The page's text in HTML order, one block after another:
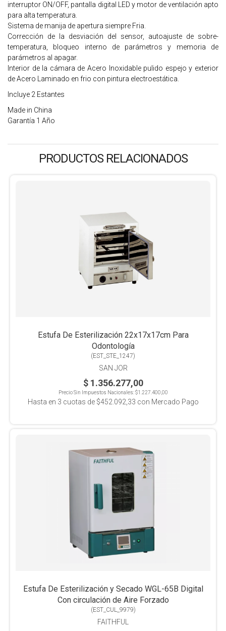
interruptor ON/OFF, pantalla digital LED y motor de ventilación apto
para alta temperatura.
Sistema de manija de apertura siempre Fria.
Corrección de la desviación del sensor, autoajuste de sobre-
temperatura, bloqueo interno de parámetros y memoria de
parámetros al apagar.
Interior de la cámara de Acero Inoxidable pulido espejo y exterior
de Acero Laminado en frio con pintura electroestática.
Incluye 2 Estantes
Made in China
Garantía 1 Año
PRODUCTOS RELACIONADOS
Estufa De Esterilización 22x17x17cm Para
Odontología
(EST_STE_1247)
SAN JOR
$ 1.356.277,00
Precio Sin Impuestos Nacionales:$1.227.400,00
Hasta en 3 cuotas de $452.092,33 con Mercado Pago
Estufa De Esterilización y Secado WGL-65B Digital
Con circulación de Aire Forzado
(EST_CUL_9979)
FAITHFUL